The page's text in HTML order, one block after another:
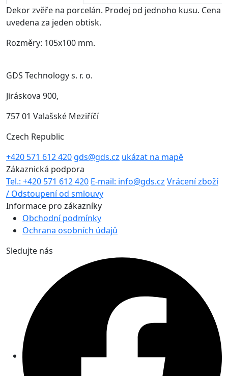
Dekor zvěře na porcelán. Prodej od jednoho kusu. Cena
uvedena za jeden obtisk.
Rozměry: 105x100 mm.
GDS Technology s. r. o.
Jiráskova 900,
757 01 Valašské Meziříčí
Czech Republic
+420 571 612 420 gds@gds.cz ukázat na mapě
Zákaznická podpora
Tel.: +420 571 612 420 E-mail: info@gds.cz Vrácení zboží
/ Odstoupení od smlouvy
Informace pro zákazníky
Obchodní podmínky
Ochrana osobních údajů
Sledujte nás